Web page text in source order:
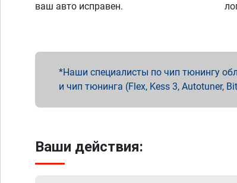
ваш авто исправен.
Наши специалисты по чип тюнингу
и чип тюнинга (Flex, Kess 3, Autotuner,
Ваши действия: